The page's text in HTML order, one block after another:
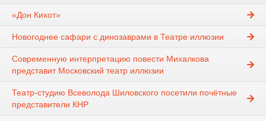
«Дон Кихот»
Новогоднее сафари с динозаврами в Театре иллюзии
Современную интерпретацию повести Михалкова
представит Московский театр иллюзии
Театр-студию Всеволода Шиловского посетили почётные
представители КНР